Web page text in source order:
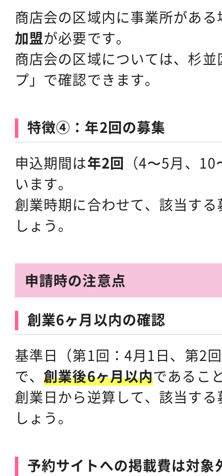
商店会の区域内に事業所があ
加盟が必要です。
商店会の区域については、杉
プ」で確認できます。
特徴④：年2回の募集
申込期間は年2回 （4〜5月、
います。
創業時期に合わせて、該当す
しょう。
申請時の注意点
創業6ヶ月以内の確認
基準日（第1回：4月1日、第2
で、創業後6ヶ月以内であるこ
創業日から逆算して、該当す
しょう。
予約サイトへの掲載費は対象